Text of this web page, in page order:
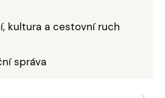
kultura a cestovní ruch
správa